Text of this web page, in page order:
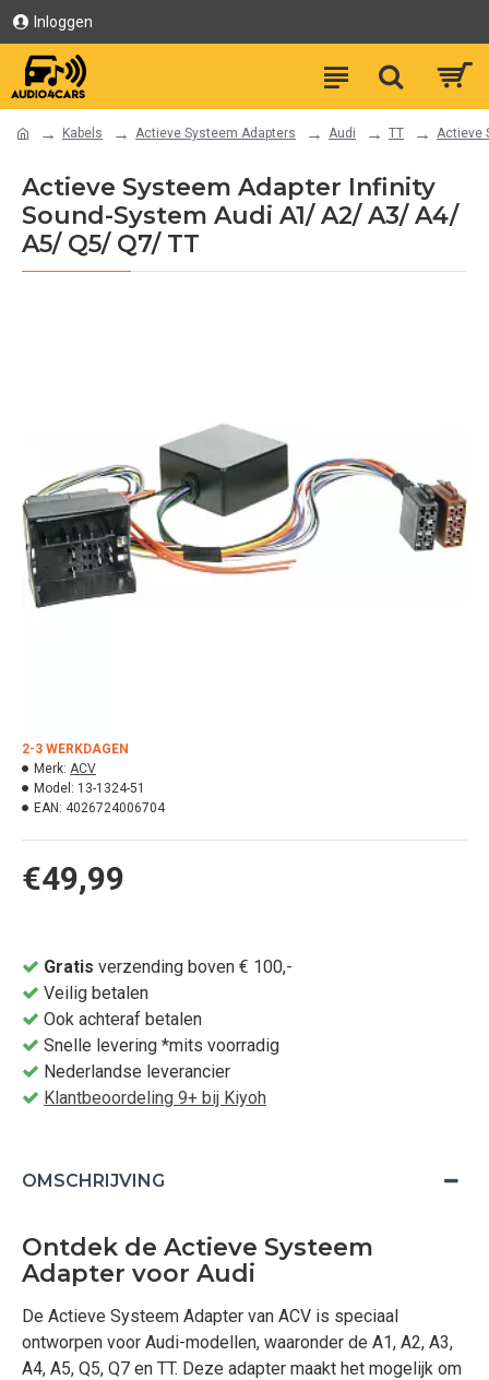
Inloggen
Kabels Actieve Systeem Adapters Audi TT Actieve
Actieve Systeem Adapter Infinity
Sound-System Audi A1/ A2/ A3/ A4/
A5/ Q5/ Q7/ TT
€49,99
2-3 WERKDAGEN
Merk: ACV
Model: 13-1324-51
EAN: 4026724006704
Gratis verzending boven € 100,-
Veilig betalen
Ook achteraf betalen
Snelle levering *mits voorradig
Nederlandse leverancier
Klantbeoordeling 9+ bij Kiyoh
OMSCHRIJVING
Ontdek de Actieve Systeem
Adapter voor Audi
De Actieve Systeem Adapter van ACV is speciaal
ontworpen voor Audi-modellen, waaronder de A1, A2, A3,
A4, A5, Q5, Q7 en TT. Deze adapter maakt het mogelijk om